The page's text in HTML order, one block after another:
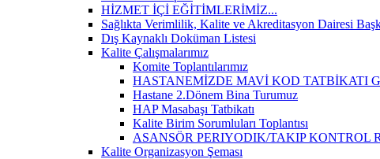
HİZMET İÇİ EĞİTİMLERİMİZ...
Sağlıkta Verimlilik, Kalite ve Akreditasyon Dairesi
Dış Kaynaklı Doküman Listesi
Kalite Çalışmalarımız
Komite Toplantılarımız
HASTANEMİZDE MAVİ KOD TATBİKATI
Hastane 2.Dönem Bina Turumuz
HAP Masabaşı Tatbikatı
Kalite Birim Sorumluları Toplantısı
ASANSÖR PERIYODIK/TAKIP KONTROL
Kalite Organizasyon Şeması